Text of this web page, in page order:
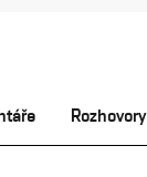
Rozhovory